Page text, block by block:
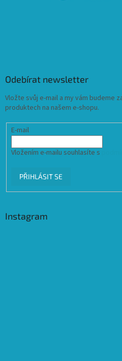
Odebírat newsletter
Vložte svůj e-mail a my vám budeme
produktech na našem e-shopu.
E-mail
Vložením e-mailu souhlasíte s
PŘIHLÁSIT SE
Instagram